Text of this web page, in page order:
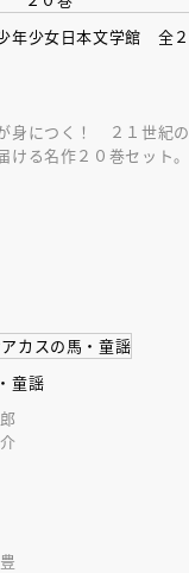
年少女日本文学館 全２
身につく！ ２１世紀の
ける名作２０巻セット。
童謡
イブ配信中】講談
ラインセミナー
集者が語る「絵本
2025-10-31